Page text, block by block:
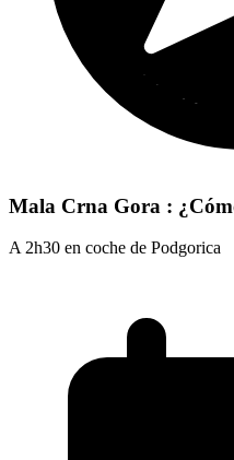
Mala Crna Gora :
A 2h30 en coche de Podgorica